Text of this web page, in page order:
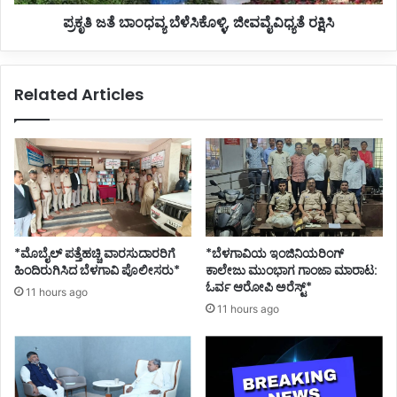
ಳ
ವ್
ಕೊ
,
ಜೀ
ವ
ವೈ
ವಿ
ಧ್
ಯ
ರ
ಷಿ
ಪ್ರಕೃತಿ ಜತೆ ಬಾಂಧವ್ಯ ಬೆಳೆಸಿಕೊಳ್ಳಿ, ಜೀವವೈವಿಧ್ಯತೆ ರಕ್ಷಿಸಿ
Related Articles
*ಮೊಬೈಲ್ ಪತ್ತೆಹಚ್ಚಿ ವಾರಸುದಾರರಿಗೆ
ಹಿಂದಿರುಗಿಸಿದ ಬೆಳಗಾವಿ ಪೊಲೀಸರು*
11 hours ago
*ಬೆಳಗಾವಿಯ ಇಂಜಿನಿಯರಿಂಗ್‌
ಕಾಲೇಜು ಮುಂಭಾಗ ಗಾಂಜಾ ಮಾರಾಟ:
ಓರ್ವ ಆರೋಪಿ ಅರೆಸ್ಟ್*
11 hours ago